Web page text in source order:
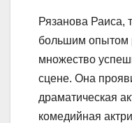
Рязанова Раиса,
большим опытом
множество
сцене. Она
драматическая
комедийная